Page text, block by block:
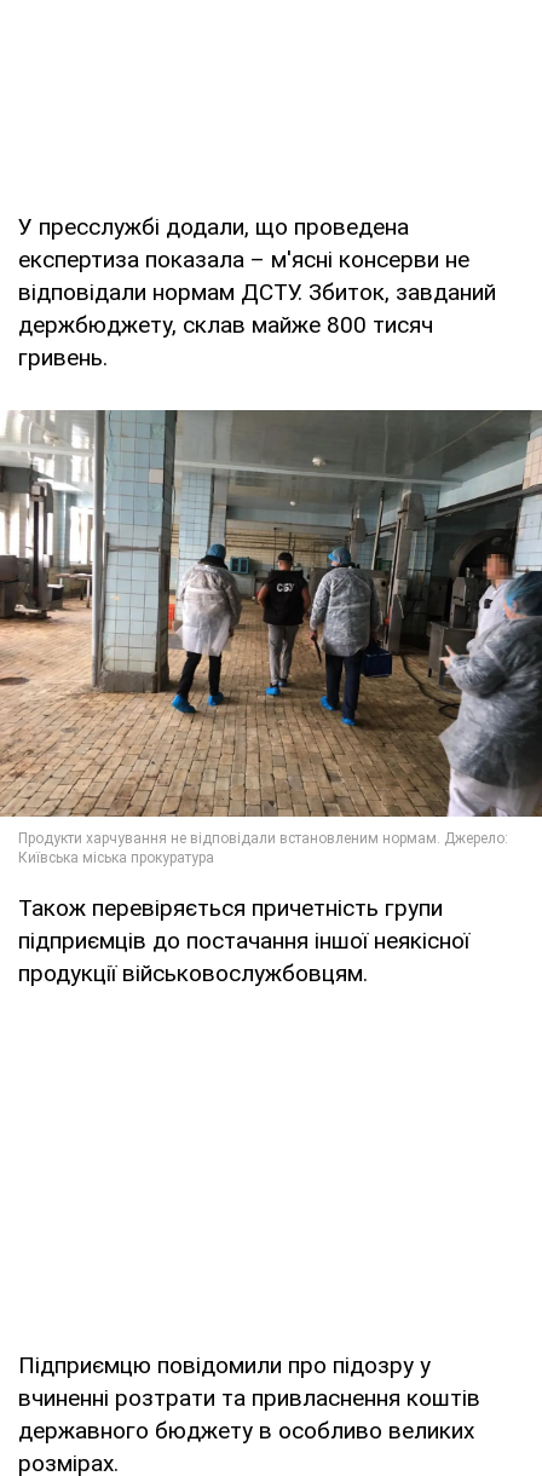
У пресслужбі додали, що проведена
експертиза показала – м'ясні консерви не
відповідали нормам ДСТУ. Збиток, завданий
держбюджету, склав майже 800 тисяч
гривень.
Також перевіряється причетність групи
підприємців до постачання іншої неякісної
продукції військовослужбовцям.
Підприємцю повідомили про підозру у
вчиненні розтрати та привласнення коштів
державного бюджету в особливо великих
розмірах.